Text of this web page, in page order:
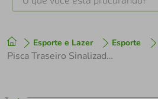
Esporte e Lazer Esporte
Pisca Traseiro Sinalizador 36 Chips Usb Square JY-6217 Bike
1º tenis